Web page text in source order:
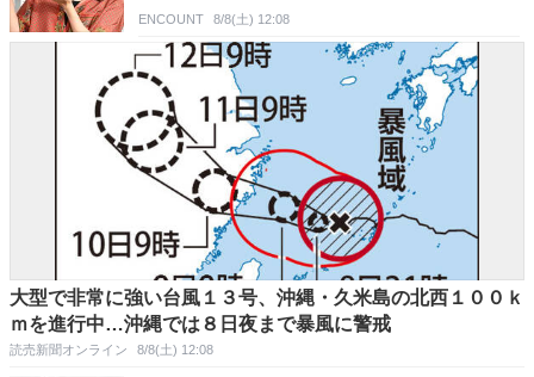
ENCOUNT 8/8(土) 12:08
大型で非常に強い台風１３号、沖縄・久米島の北西１００ｋ
ｍを進行中…沖縄では８日夜まで暴風に警戒
読売新聞オンライン 8/8(土) 12:08